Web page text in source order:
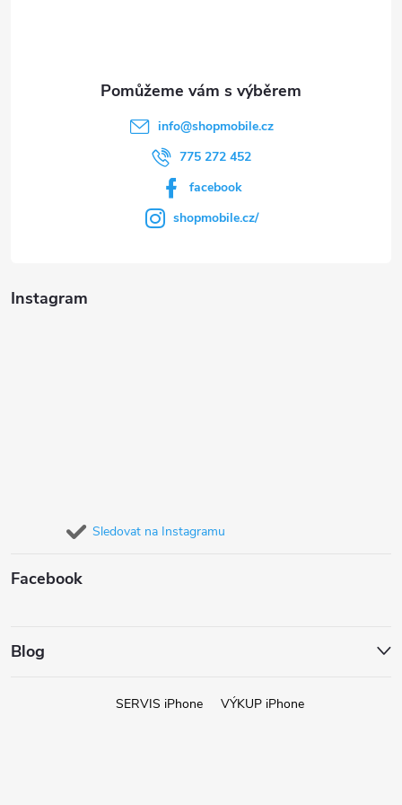
info@shopmobile.cz
775 272 452
facebook
shopmobile.cz/
Instagram
Sledovat na Instagramu
Facebook
Blog
SERVIS iPhone VÝKUP iPhone